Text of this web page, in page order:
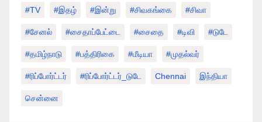
#TV #இதழ் #இன்று #சிவகங்கை #சிவா
#சேனல் #சைதாப்பேட்டை #சைதை #டிவி #டுடே
#தமிழ்நாடு #பத்திரிகை #மீடியா #முதல்வர்
#ரிப்போர்ட்டர் #ரிப்போர்ட்டர்_டுடே Chennai இந்தியா
சென்னை